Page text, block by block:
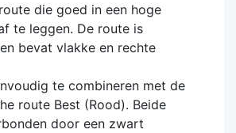
die goed in een hoge
te leggen. De route is
bevat vlakke en rechte
te combineren met de
route Best (Rood). Beide
door een zwart